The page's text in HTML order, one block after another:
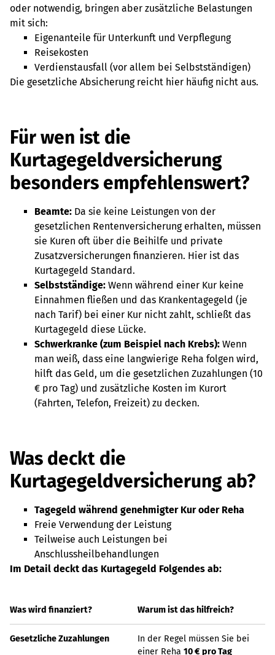
oder notwendig, bringen aber zusätzliche Belastungen
mit sich:
Eigenanteile für Unterkunft und Verpflegung
Reisekosten
Verdienstausfall (vor allem bei Selbstständigen)
Die gesetzliche Absicherung reicht hier häufig nicht aus.
Für wen ist die
Kurtagegeldversicherung
besonders empfehlenswert?
Beamte: Da sie keine Leistungen von der
gesetzlichen Rentenversicherung erhalten, müssen
sie Kuren oft über die Beihilfe und private
Zusatzversicherungen finanzieren. Hier ist das
Kurtagegeld Standard.
Selbstständige: Wenn während einer Kur keine
Einnahmen fließen und das Krankentagegeld (je
nach Tarif) bei einer Kur nicht zahlt, schließt das
Kurtagegeld diese Lücke.
Schwerkranke (zum Beispiel nach Krebs): Wenn
man weiß, dass eine langwierige Reha folgen wird,
hilft das Geld, um die gesetzlichen Zuzahlungen (10
€ pro Tag) und zusätzliche Kosten im Kurort
(Fahrten, Telefon, Freizeit) zu decken.
Was deckt die
Kurtagegeldversicherung ab?
Tagegeld während genehmigter Kur oder Reha
Freie Verwendung der Leistung
Teilweise auch Leistungen bei
Anschlussheilbehandlungen
Im Detail deckt das Kurtagegeld Folgendes ab:
Was wird finanziert? Warum ist das hilfreich?
Gesetzliche Zuzahlungen
In der Regel müssen Sie bei
einer Reha 10 € pro Tag